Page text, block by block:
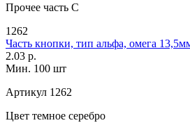
Прочее часть C
1262
Часть кнопки, тип альфа, омега
2.03 р.
Мин. 100 шт
Артикул 1262
Цвет темное серебро